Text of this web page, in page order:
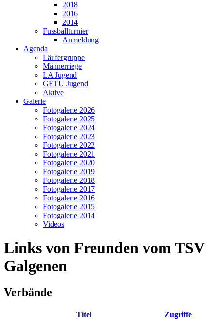
2018
2016
2014
Fussballturnier
Anmeldung
Agenda
Läufergruppe
Männerriege
LA Jugend
GETU Jugend
Aktive
Galerie
Fotogalerie 2026
Fotogalerie 2025
Fotogalerie 2024
Fotogalerie 2023
Fotogalerie 2022
Fotogalerie 2021
Fotogalerie 2020
Fotogalerie 2019
Fotogalerie 2018
Fotogalerie 2017
Fotogalerie 2016
Fotogalerie 2015
Fotogalerie 2014
Videos
Links von Freunden vom TSV
Galgenen
Verbände
Titel Zugriffe